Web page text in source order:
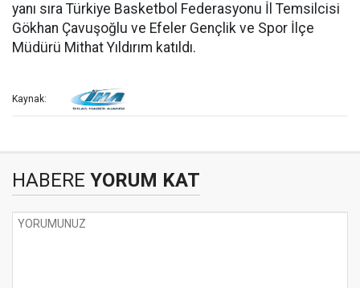
yanı sıra Türkiye Basketbol Federasyonu İl Temsilcisi
Gökhan Çavuşoğlu ve Efeler Gençlik ve Spor İlçe
Müdürü Mithat Yıldırım katıldı.
Kaynak:
HABERE YORUM KAT